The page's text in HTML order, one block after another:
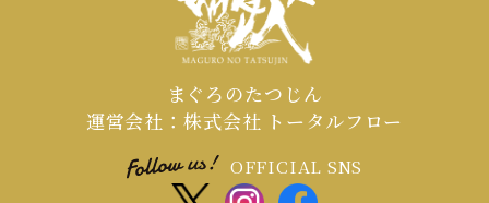
まぐろのたつじん
運営会社：株式会社 トータルフロー
OFFICIAL SNS